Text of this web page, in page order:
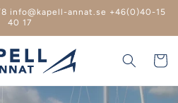
8 info@kapell-annat.se +46(0)40-15
40 17